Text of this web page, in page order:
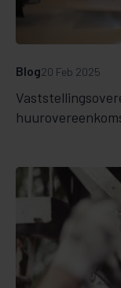
Blog20 Feb 2025